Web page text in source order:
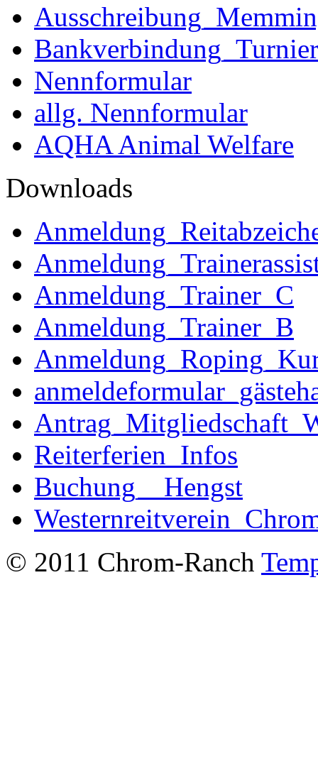
Nennformular
allg. Nennformular
AQHA Animal Welfare
Downloads
Anmeldung_Trainer_C
Anmeldung_Trainer_B
Reiterferien_Infos
Buchung__Hengst
© 2011 Chrom-Ranch